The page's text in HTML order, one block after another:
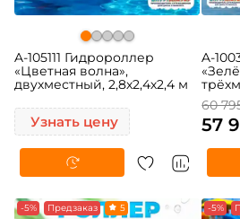
A-105111 Гидророллер
«Цветная волна»,
двухместный, 2,8х2,4х2,4 м
Узнать цену
A-
60
57
-5% Предзаказ 5 -5%